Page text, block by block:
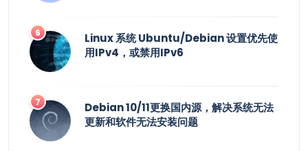
Linux 系统 Ubuntu/Debian 设置优先使
用IPv4，或禁用IPv6
Debian 10/11更换国内源，解决系统无法
更新和软件无法安装问题